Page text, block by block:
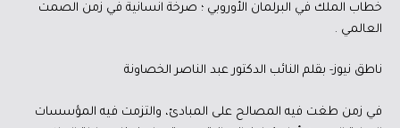
خطاب الملك في البرلمان الأوروبي ؛ صرخة انسانية في زمن الصمت
العالمي .
ناطق نيوز- بقلم النائب الدكتور عبد الناصر الخصاونة
في زمن طغت فيه المصالح على المبادئ، والتزمت فيه المؤسسات